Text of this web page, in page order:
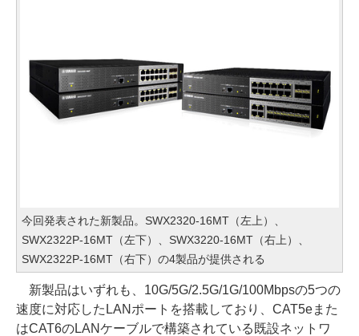
今回発表された新製品。SWX2320-16MT（左上）、
SWX2322P-16MT（左下）、SWX3220-16MT（右上）、
SWX2322P-16MT（右下）の4製品が提供される
新製品はいずれも、10G/5G/2.5G/1G/100Mbpsの5つの
速度に対応したLANポートを搭載しており、CAT5eまた
はCAT6のLANケーブルで構築されている既設ネットワ